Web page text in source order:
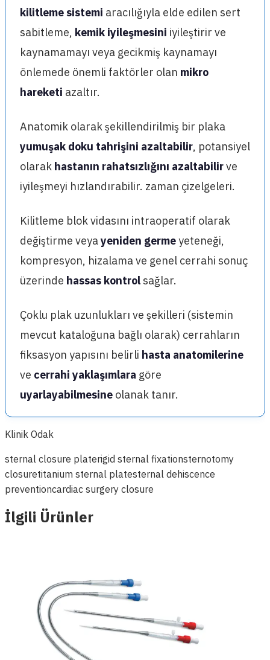
kilitleme sistemi aracılığıyla elde edilen sert
sabitleme, kemik iyileşmesini iyileştirir ve
kaynamamayı veya gecikmiş kaynamayı
önlemede önemli faktörler olan mikro
hareketi azaltır.
Anatomik olarak şekillendirilmiş bir plaka
yumuşak doku tahrişini azaltabilir, potansiyel
olarak hastanın rahatsızlığını azaltabilirve
iyileşmeyi hızlandırabilir. zaman çizelgeleri.
Kilitleme blok vidasını intraoperatif olarak
değiştirme veyayeniden germeyeteneği,
kompresyon, hizalama ve genel cerrahi sonuç
üzerinde hassas kontrol sağlar.
Çoklu plak uzunlukları ve şekilleri (sistemin
mevcut kataloğuna bağlı olarak) cerrahların
fiksasyon yapısını belirli hasta anatomilerine
ve cerrahi yaklaşımlara göre
uyarlayabilmesine olanak tanır.
Klinik Odak
sternal closure platerigid sternal fixationsternotomy
closuretitanium sternal platesternal dehiscence
preventioncardiac surgery closure
İlgili Ürünler